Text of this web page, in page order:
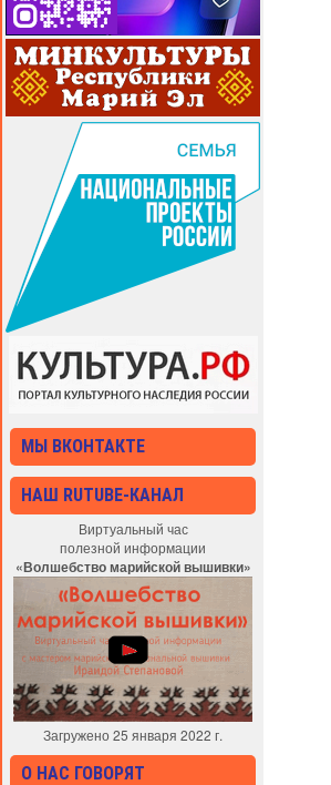
МЫ ВКОНТАКТЕ
НАШ RUTUBE-КАНАЛ
Виртуальный час
полезной информации
«Волшебство марийской вышивки»
Загружено 25 января 2022 г.
О НАС ГОВОРЯТ